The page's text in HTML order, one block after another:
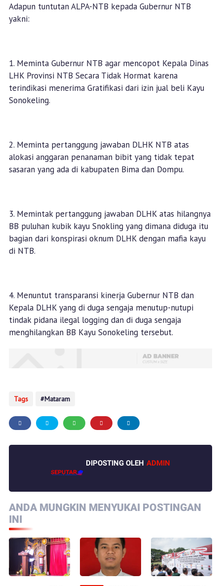
Adapun tuntutan ALPA-NTB kepada Gubernur NTB
yakni:
1. Meminta Gubernur NTB agar mencopot Kepala Dinas
LHK Provinsi NTB Secara Tidak Hormat karena
terindikasi menerima Gratifikasi dari izin jual beli Kayu
Sonokeling.
2. Meminta pertanggung jawaban DLHK NTB atas
alokasi anggaran penanaman bibit yang tidak tepat
sasaran yang ada di kabupaten Bima dan Dompu.
3. Memintak pertanggung jawaban DLHK atas hilangnya
BB puluhan kubik kayu Snokling yang dimana diduga itu
bagian dari konspirasi oknum DLHK dengan mafia kayu
di NTB.
4. Menuntut transparansi kinerja Gubernur NTB dan
Kepala DLHK yang di duga sengaja menutup-nutupi
tindak pidana ilegal logging dan di duga sengaja
menghilangkan BB Kayu Sonokeling tersebut.
Tags Mataram
DIPOSTING OLEH ADMIN
ANDA MUNGKIN MENYUKAI POSTINGAN
INI